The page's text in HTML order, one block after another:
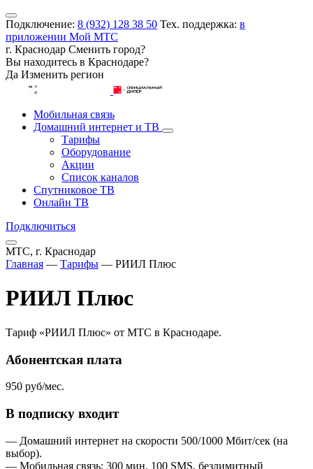
Подключение: 8 (932) 128 38 50 Тех. поддержка: в
приложении Мой МТС
г. Краснодар Сменить город?
Вы находитесь в Краснодаре?
Да Изменить регион
Мобильная связь
Домашний интернет и ТВ
Тарифы
Оборудование
Акции
Список каналов
Спутниковое ТВ
Онлайн ТВ
Подключиться
МТС, г. Краснодар
Главная — Тарифы — РИИЛ Плюс
РИИЛ Плюс
Тариф «РИИЛ Плюс» от МТС в Краснодаре.
Абонентская плата
950 руб/мес.
В подписку входит
— Домашний интернет на скорости 500/1000 Мбит/сек (на
выбор).
— Мобильная связь: 300 мин, 100 SMS, безлимитный